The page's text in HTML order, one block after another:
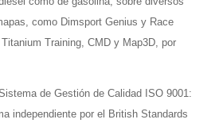
como Dimsport Genius y Race
Training, CMD y Map3D, por
de Gestión de Calidad ISO 9001:
independiente por el British Standards